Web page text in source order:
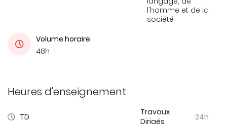
l'homme et de la
société
Volume horaire
48h
Heures d'enseignement
TD
Travaux
Dirigés
24h